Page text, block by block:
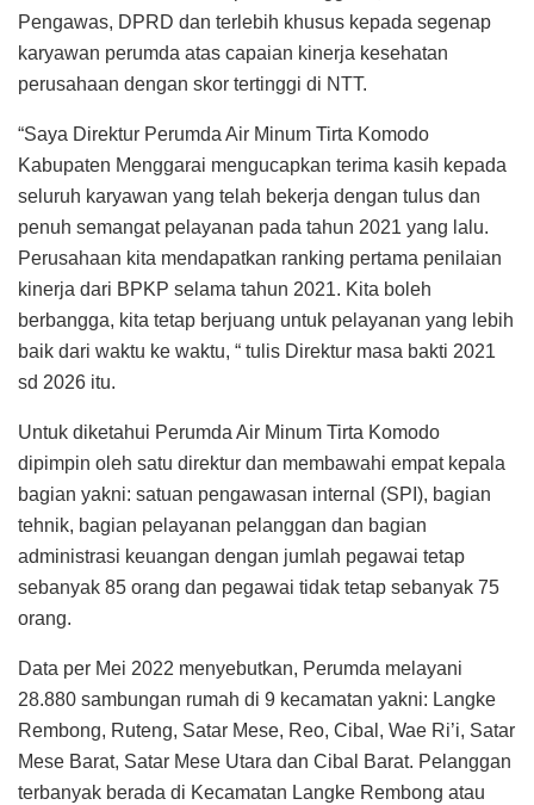
sebanyak 85 orang dan pegawai tidak tetap sebanyak 75
orang.
Data per Mei 2022 menyebutkan, Perumda melayani
28.880 sambungan rumah di 9 kecamatan yakni: Langke
Rembong, Ruteng, Satar Mese, Reo, Cibal, Wae Ri’i, Satar
Mese Barat, Satar Mese Utara dan Cibal Barat. Pelanggan
terbanyak berada di Kecamatan Langke Rembong atau
Kota Ruteng dengan jumlah 15.380 sambungan rumah.
Pada tahun 2022, melalui program hibah air minum
perkotaan untuk MBR Perumda memperluas jaringan
pelayanan ke Kecamatan Lelak, Satar Mese Barat dan
Wae Ri’i.(RED).
Tags: DIREKTUR PERUMDA TIRTA KOMODO
MARSELUS SUDIRMAN PERUMDA AIR MINUM TIRTA KOMODO
BacaJuga
Sosialisasi Dapodik Versi 2027, Kadis PPO
7 AUGUST 2026
Anggaran Revitalisasi Capai Rp 1 Miliar
Jangkau SMPN Satap di Pulau Mules
7 AUGUST 2026